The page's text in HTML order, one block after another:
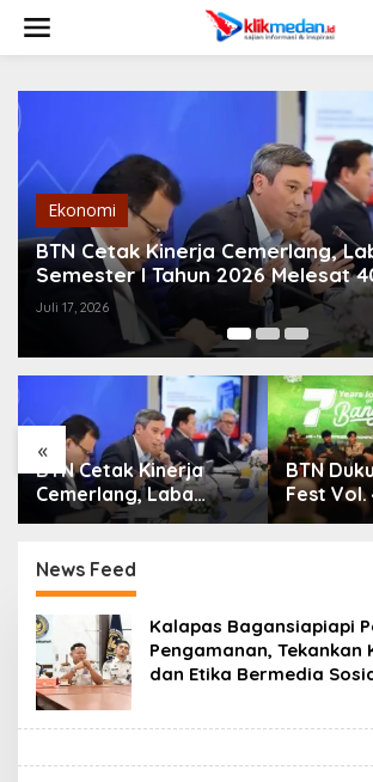
w
Ekonomi
BTN Cetak Kinerja Cemerlang,
Semester I Tahun 2026 Melesat
dan NPL Turun Jadi 2,99 Persen
Juli 17, 2026
«
BTN Cetak Kinerja
Cemerlang, Laba
Bersih Semester I
40,8 Persen dan NPL
Turun Jadi 2,99 Persen
BTN
Fest Vol.
Run,
News Feed
K
l
i
k
m
Kalapas Bagansiapiapi
Pengamanan, Tekankan
dan Etika Bermedia